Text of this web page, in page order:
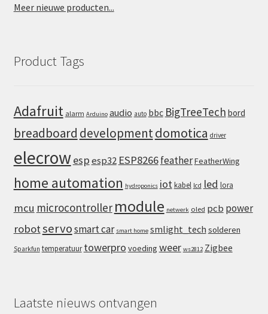
Meer nieuwe producten...
Product Tags
Adafruit alarm Arduino audio auto bbc BigTreeTech bord
breadboard developmentdomotica driver
elecrowespesp32 ESP8266featherFeatherWing
home automation hydroponics iot kabel lcd led lora
mcu microcontroller module netwerk oled pcb power
robotservosmart car smart home smlight_tech solderen
Sparkfun temperatuur towerpro voeding weer ws2812 Zigbee
Laatste nieuws ontvangen